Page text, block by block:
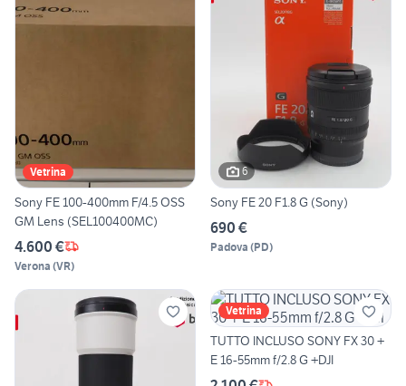
Vetrina
Sony FE 100-400mm F/4.5 OSS
GM Lens (SEL100400MC)
4.600 €
Verona (VR)
6
Sony FE 20 F1.8 G (Sony)
690 €
Padova (PD)
Vetrina
TUTTO INCLUSO SONY FX 30 +
E 16-55mm f/2.8 G +DJI